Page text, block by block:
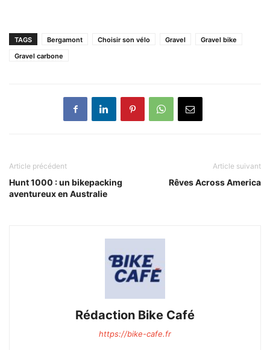
TAGS Bergamont Choisir son vélo Gravel
Gravel bike
Gravel carbone
Article précédent
Hunt 1000 : un bikepacking
aventureux en Australie
Article suivant
Rêves Across America
Rédaction Bike Café
https://bike-cafe.fr